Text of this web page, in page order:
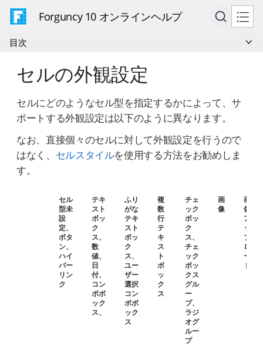
Forguncy 10 オンラインヘルプ
目次
セルの外観設定
セルにどのようなセル型を指定するかによって、サ
ポートする外観設定は以下のように異なります。
なお、直接個々のセルに対して外観設定を行うので
はなく、 セルスタイルを使用する方法をお勧めしま
す。
セル
型未
設
定、
ボタ
ン、
ハイ
パー
リン
ク
テキ
スト
ボッ
ク
ス、
数
値、
日
付、
コン
ボボ
ック
ス、
ふり
がな
テキ
スト
ボッ
ク
ス、
ユー
ザー
選択
コン
ボボ
ック
ス
複
数
行
テ
キ
ス
ト
ボ
ッ
ク
ス
チェ
ック
ボッ
ク
ス、
チェ
ック
ボッ
クス
グル
ー
プ、
ラジ
オグ
ルー
プ
画
像
画
像
ア
ッ
プ
ロ
ー
ド